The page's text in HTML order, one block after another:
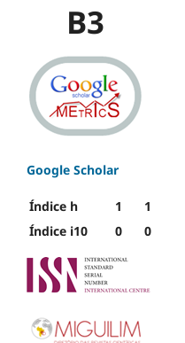
B3
Google Scholar
Índice h 1
1
Índice i10
0 0